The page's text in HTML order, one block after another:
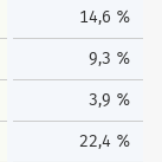
14,6 %
9,3 %
3,9 %
22,4 %